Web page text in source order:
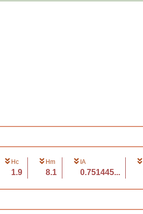
Hc
1.9
Hm
8.1
IA
0.751445...